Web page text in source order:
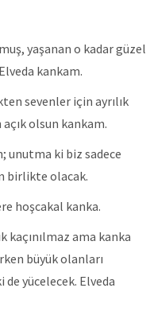
yaşanan o kadar güzel
kankam.
sevenler için ayrılık
olsun kankam.
unutma ki biz sadece
birlikte olacak.
hoşcakal kanka.
kaçınılmaz ama kanka
büyük olanları
yücelecek. Elveda